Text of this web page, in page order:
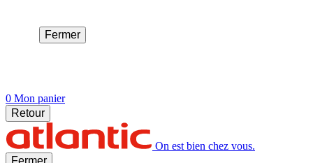
Fermer
0 Mon panier
Retour
On est bien chez vous.